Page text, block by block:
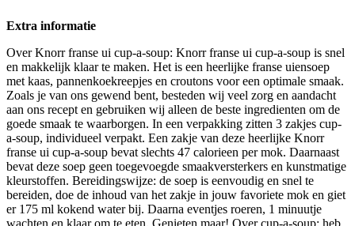
Extra informatie
Over Knorr franse ui cup-a-soup: Knorr franse ui cup-a-soup is snel
en makkelijk klaar te maken. Het is een heerlijke franse uiensoep
met kaas, pannenkoekreepjes en croutons voor een optimale smaak.
Zoals je van ons gewend bent, besteden wij veel zorg en aandacht
aan ons recept en gebruiken wij alleen de beste ingredienten om de
goede smaak te waarborgen. In een verpakking zitten 3 zakjes cup-
a-soup, individueel verpakt. Een zakje van deze heerlijke Knorr
franse ui cup-a-soup bevat slechts 47 calorieen per mok. Daarnaast
bevat deze soep geen toegevoegde smaakversterkers en kunstmatige
kleurstoffen. Bereidingswijze: de soep is eenvoudig en snel te
bereiden, doe de inhoud van het zakje in jouw favoriete mok en giet
er 175 ml kokend water bij. Daarna eventjes roeren, 1 minuutje
wachten en klaar om te eten. Genieten maar! Over cup-a-soup: heb